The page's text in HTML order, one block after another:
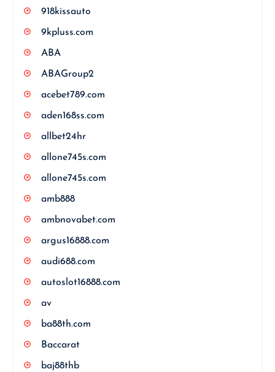
918kissauto
9kpluss.com
ABA
ABAGroup2
acebet789.com
aden168ss.com
allbet24hr
allone745s.com
allone745s.com
amb888
ambnovabet.com
argus16888.com
audi688.com
autoslot16888.com
av
ba88th.com
Baccarat
baj88thb